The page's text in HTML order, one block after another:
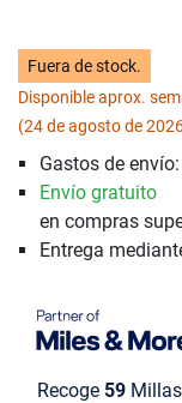
Fuera de stock.
Disponible aprox.
(24 de agosto de
Gastos de envío:
Envío gratuito
en compras
Entrega
Recoge 59